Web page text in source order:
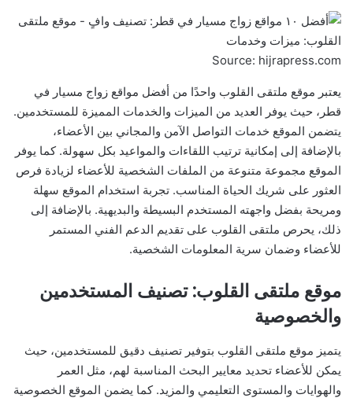
Source: hijrapress.com
يعتبر موقع ملتقى القلوب واحدًا من أفضل مواقع زواج مسيار في
قطر، حيث يوفر العديد من الميزات والخدمات المميزة للمستخدمين.
يتضمن الموقع خدمات التواصل الآمن والمجاني بين الأعضاء،
بالإضافة إلى إمكانية ترتيب اللقاءات والمواعيد بكل سهولة. كما يوفر
الموقع مجموعة متنوعة من الملفات الشخصية للأعضاء لزيادة فرص
العثور على شريك الحياة المناسب. تجربة استخدام الموقع سهلة
ومريحة بفضل واجهته المستخدم البسيطة والبديهية. بالإضافة إلى
ذلك، يحرص ملتقى القلوب على تقديم الدعم الفني المستمر
للأعضاء وضمان سرية المعلومات الشخصية.
موقع ملتقى القلوب: تصنيف المستخدمين
والخصوصية
يتميز موقع ملتقى القلوب بتوفير تصنيف دقيق للمستخدمين، حيث
يمكن للأعضاء تحديد معايير البحث المناسبة لهم، مثل العمر
والهوايات والمستوى التعليمي والمزيد. كما يضمن الموقع الخصوصية